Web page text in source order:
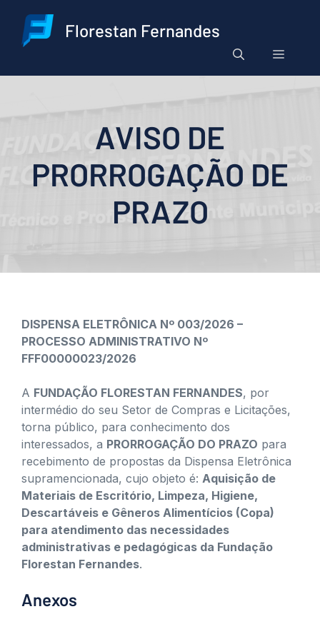
para
Florestan Fernandes
Menu
AVISO DE
PRORROGAÇÃO DE
PRAZO
DISPENSA ELETRÔNICA Nº 003/2026 –
PROCESSO ADMINISTRATIVO Nº
FFF00000023/2026
A FUNDAÇÃO FLORESTAN FERNANDES, por
intermédio do seu Setor de Compras e Licitações,
torna público, para conhecimento dos
interessados, a PRORROGAÇÃO DO PRAZO para
recebimento de propostas da Dispensa Eletrônica
supramencionada, cujo objeto é: Aquisição de
Materiais de Escritório, Limpeza, Higiene,
Descartáveis e Gêneros Alimentícios (Copa)
para atendimento das necessidades
administrativas e pedagógicas da Fundação
Florestan Fernandes.
Anexos